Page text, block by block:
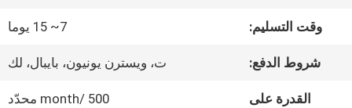
مراقبة
الجودة
وقت التسليم: 7~ 15 يوما
شروط الدفع: ت، ويسترن يونيون، بايبال، لك
القدرة على
500 /month محدّد